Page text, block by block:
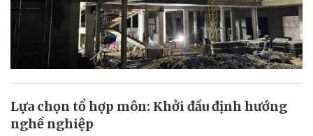
Lựa chọn tổ hợp môn: Khởi đầu định hướng
nghề nghiệp